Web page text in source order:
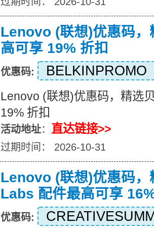
Lenovo (联想)优惠码，
高可享 19% 折扣
优惠码: BELKINPROMO
Lenovo (联想)优惠码，精选
19% 折扣
活动地址： 直达链接>>
过期时间： 2026-10-31
Lenovo (联想)优惠码
Labs 配件最高可享
优惠码: